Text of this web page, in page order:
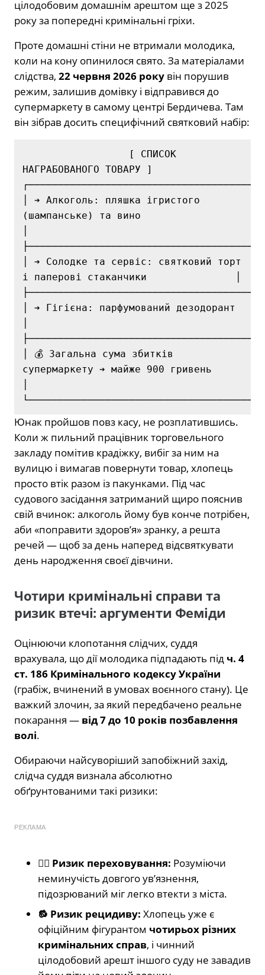
цілодобовим домашнім арештом ще з 2025
року за попередні кримінальні гріхи.
Проте домашні стіни не втримали молодика,
коли на кону опинилося свято. За матеріалами
слідства, 22 червня 2026 року він порушив
режим, залишив домівку і відправився до
супермаркету в самому центрі Бердичева. Там
він зібрав досить специфічний святковий набір:
НАГРАБОВАНОГО ТОВАРУ ]
│ ➔ Алкоголь: пляшка ігристого
(шампанське) та вино
│ ➔ Солодке та сервіс: святковий торт
і паперові стаканчики               │
│ ➔ Гігієна: парфумований дезодорант
│ 💰 Загальна сума збитків
супермаркету ➔ майже 900 гривень
Юнак пройшов повз касу, не розплатившись.
Коли ж пильний працівник торговельного
закладу помітив крадіжку, вибіг за ним на
вулицю і вимагав повернути товар, хлопець
просто втік разом із пакунками. Під час
судового засідання затриманий щиро пояснив
свій вчинок: алкоголь йому був конче потрібен,
аби «поправити здоров’я» зранку, а решта
речей — щоб за день наперед відсвяткувати
день народження своєї дівчини.
Чотири кримінальні справи та
ризик втечі: аргументи Феміди
Оцінюючи клопотання слідчих, суддя
врахувала, що дії молодика підпадають під ч. 4
ст. 186 Кримінального кодексу України
(грабіж, вчинений в умовах воєнного стану). Це
важкий злочин, за який передбачено реальне
покарання — від 7 до 10 років позбавлення
волі.
Обираючи найсуворіший запобіжний захід,
слідча суддя визнала абсолютно
обґрунтованими такі ризики:
РЕКЛАМА
🏃‍♂️ Ризик переховування: Розуміючи
неминучість довгого ув’язнення,
підозрюваний міг легко втекти з міста.
🔂 Ризик рецидиву: Хлопець уже є
офіційним фігурантом чотирьох різних
кримінальних справ, і чинний
цілодобовий арешт іншого суду не завадив